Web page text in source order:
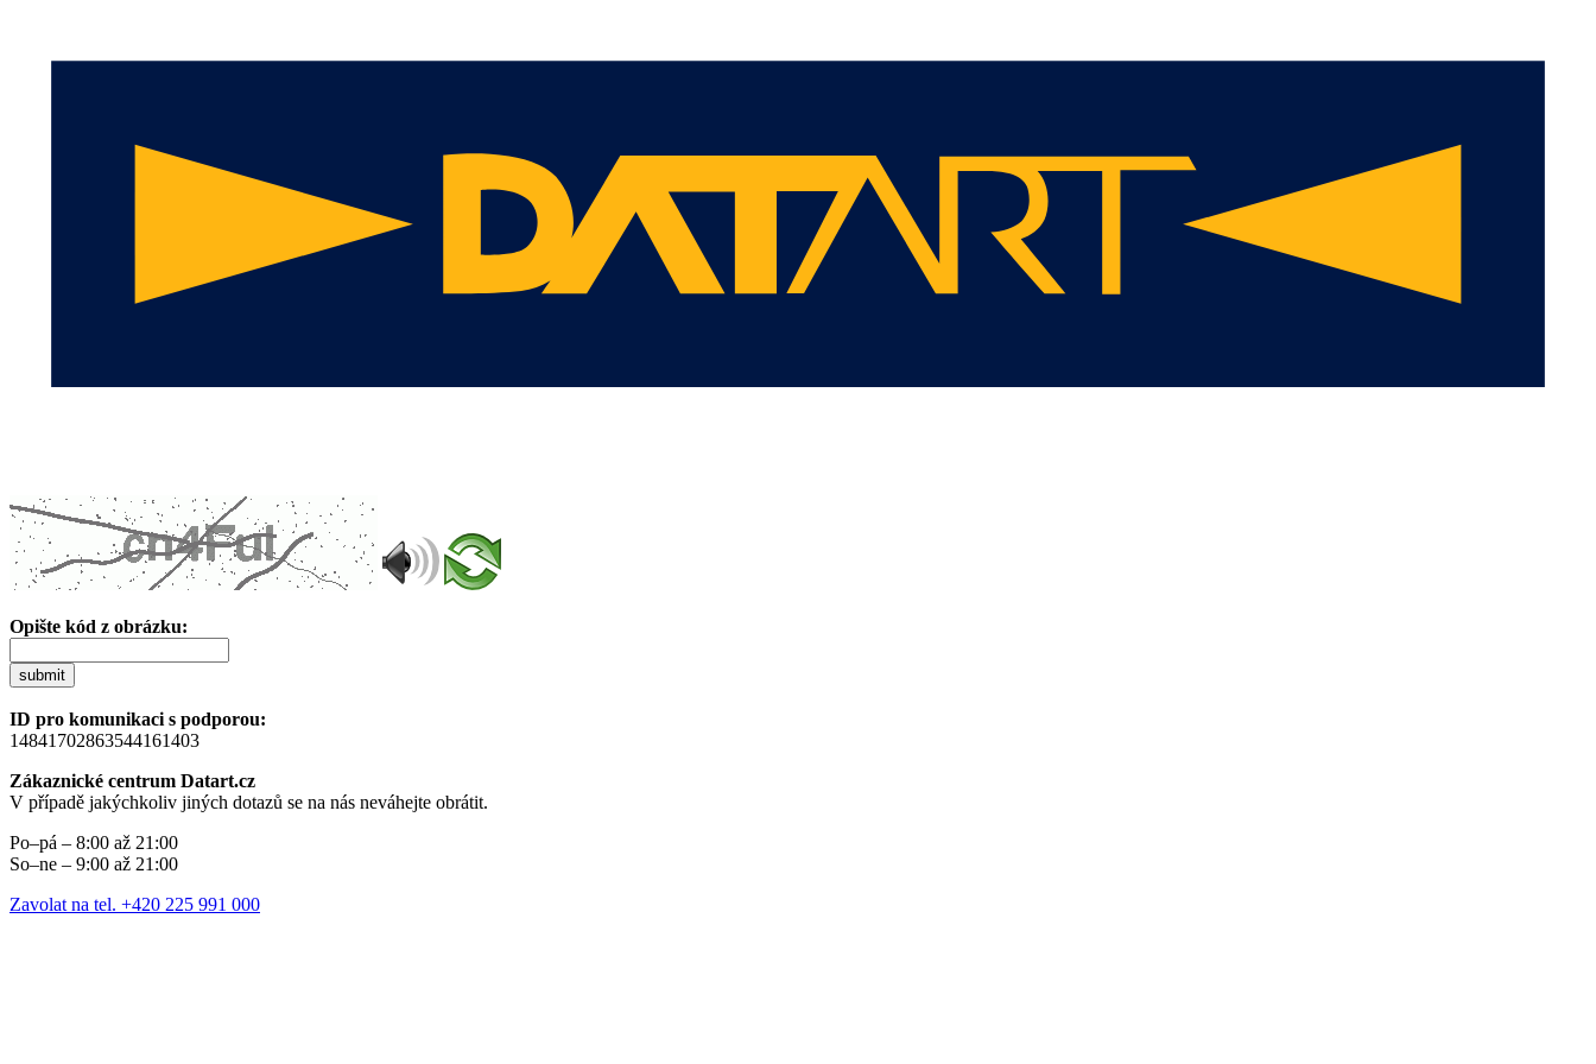
Opište kód z obrázku:
submit
ID pro komunikaci s podporou:
14841702863544161403
Zákaznické centrum Datart.cz
V případě jakýchkoliv jiných dotazů se na nás neváhejte obrátit.
Po–pá – 8:00 až 21:00
So–ne – 9:00 až 21:00
Zavolat na tel. +420 225 991 000